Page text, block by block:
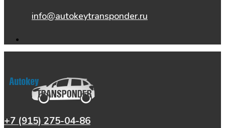
info@autokeytransponder.ru
+7 (915) 275-04-86